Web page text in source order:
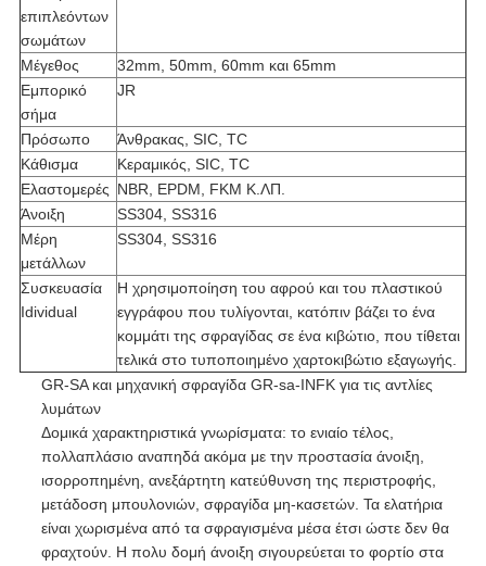
επιπλεόντων
σωμάτων
Μέγεθος
32mm, 50mm, 60mm και 65mm
Εμπορικό
σήμα
JR
Πρόσωπο
Άνθρακας, SIC, TC
Κάθισμα
Κεραμικός, SIC, TC
Ελαστομερές NBR, EPDM, FKM Κ.ΛΠ.
Άνοιξη
SS304, SS316
Μέρη
μετάλλων
SS304, SS316
Συσκευασία
Idividual
Η χρησιμοποίηση του αφρού και του πλαστικού
εγγράφου που τυλίγονται, κατόπιν βάζει το ένα
κομμάτι της σφραγίδας σε ένα κιβώτιο, που τίθεται
τελικά στο τυποποιημένο χαρτοκιβώτιο εξαγωγής.
GR-SA και μηχανική σφραγίδα GR-sa-INFK για τις αντλίες
λυμάτων
Δομικά χαρακτηριστικά γνωρίσματα: το ενιαίο τέλος,
πολλαπλάσιο αναπηδά ακόμα με την προστασία άνοιξη,
ισορροπημένη, ανεξάρτητη κατεύθυνση της περιστροφής,
μετάδοση μπουλονιών, σφραγίδα μη-κασετών. Τα ελατήρια
είναι χωρισμένα από τα σφραγισμένα μέσα έτσι ώστε δεν θα
φραχτούν. Η πολυ δομή άνοιξη σιγουρεύεται το φορτίο στα